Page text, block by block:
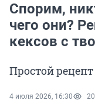
Спорим,
чего они?
кексов с
Простой
4 июля 2026, 16:30